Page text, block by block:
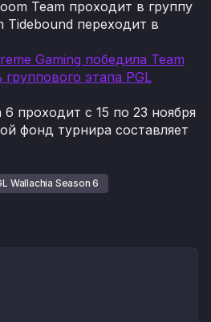
Team проходит в группу
Tidebound переходит в
Gaming победила Team
этапа PGL
6 проходит с 15 по 23 ноября
фонд турнира составляет
Wallachia Season 6